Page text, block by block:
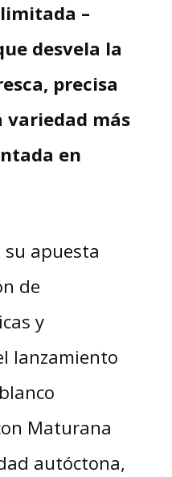
–
desvela la
precisa
más
en
su apuesta
de
y
lanzamiento
Maturana
autóctona,